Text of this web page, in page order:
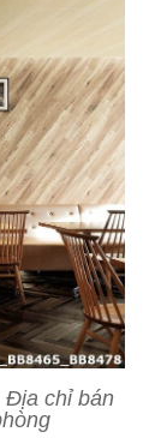
Địa chỉ bán